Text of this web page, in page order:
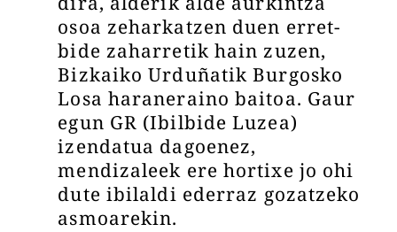
osoa zeharkatzen duen erret-
bide zaharretik hain zuzen,
Bizkaiko Urduñatik Burgosko
Losa haraneraino baitoa. Gaur
egun GR (Ibilbide Luzea)
izendatua dagoenez,
mendizaleek ere hortixe jo ohi
dute ibilaldi ederraz gozatzeko
asmoarekin.